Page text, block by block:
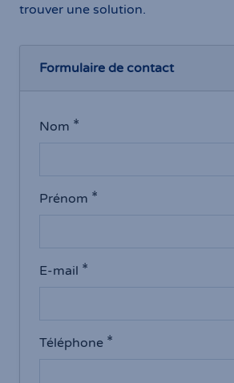
trouver une solution.
Formulaire de contact
Nom
Prénom
E-mail
Téléphone